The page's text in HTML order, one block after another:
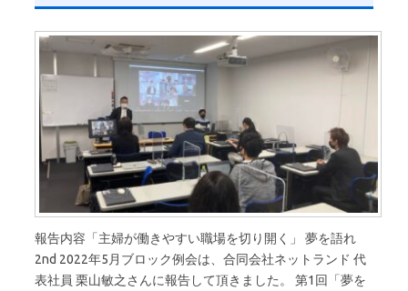
報告内容「主婦が働きやすい職場を切り開く」 夢を語れ
2nd 2022年5月ブロック例会は、合同会社ネットランド 代
表社員 栗山敏之さんに報告して頂きました。 第1回「夢を